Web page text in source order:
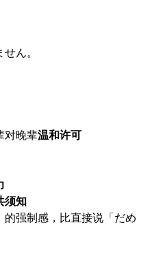
ん。
对晚辈温和许可
须知
强制感，比直接说「だめ